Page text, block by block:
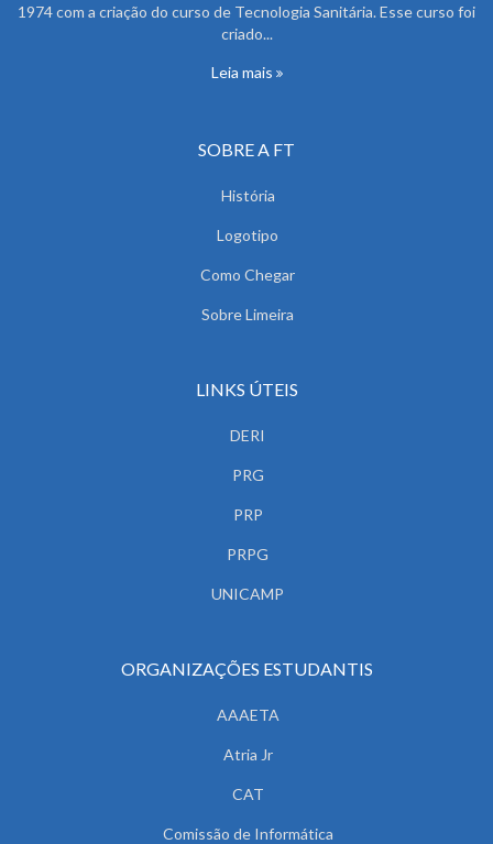
1974 com a criação do curso de Tecnologia Sanitária. Esse curso foi
criado...
Leia mais
SOBRE A FT
História
Logotipo
Como Chegar
Sobre Limeira
LINKS ÚTEIS
DERI
PRG
PRP
PRPG
UNICAMP
ORGANIZAÇÕES ESTUDANTIS
AAAETA
Atria Jr
CAT
Comissão de Informática